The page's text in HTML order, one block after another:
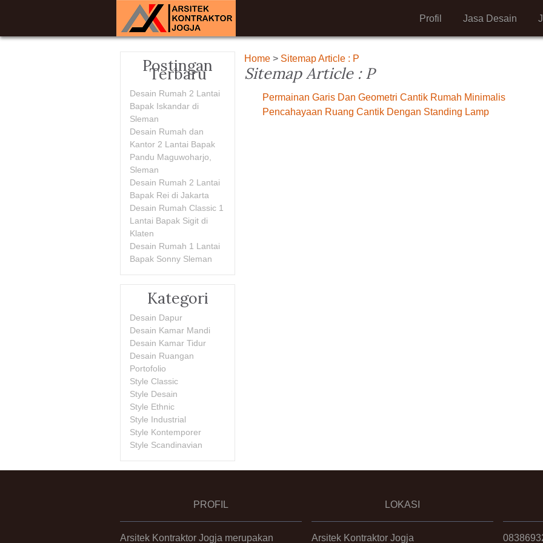
Jasa Desain
Profil
Home > Sitemap Article : P
Sitemap Article : P
Permainan Garis Dan Geometri Cantik Rumah Minimalis
Pencahayaan Ruang Cantik Dengan Standing Lamp
Postingan
Terbaru
Desain Rumah 2 Lantai
Bapak Iskandar di
Sleman
Desain Rumah dan
Kantor 2 Lantai Bapak
Pandu Maguwoharjo,
Sleman
Desain Rumah 2 Lantai
Bapak Rei di Jakarta
Desain Rumah Classic 1
Lantai Bapak Sigit di
Klaten
Desain Rumah 1 Lantai
Bapak Sonny Sleman
Kategori
Desain Dapur
Desain Kamar Mandi
Desain Kamar Tidur
Desain Ruangan
Portofolio
Style Classic
Style Desain
Style Ethnic
Style Industrial
Style Kontemporer
Style Scandinavian
PROFIL
Arsitek Kontraktor Jogja merupakan
LOKASI
Arsitek Kontraktor Jogja